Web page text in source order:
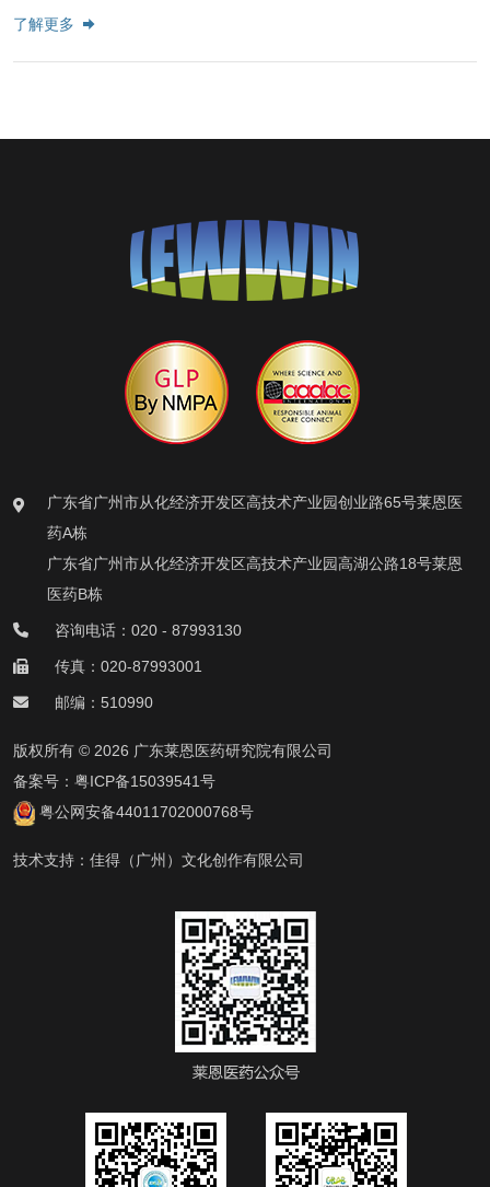
了解更多
广东省广州市从化经济开发区高技术产业园创业路65号莱恩医
药A栋
广东省广州市从化经济开发区高技术产业园高湖公路18号莱恩
医药B栋
咨询电话：020 - 87993130
传真：020-87993001
邮编：510990
版权所有 © 2026 广东莱恩医药研究院有限公司
备案号： 粤ICP备15039541号
粤公网安备44011702000768号
技术支持： 佳得（广州）文化创作有限公司